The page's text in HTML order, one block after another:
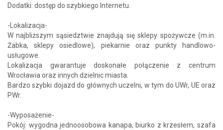
Dodatki: dostęp do szybkiego Internetu.
-Lokalizacja-
W najbliższym sąsiedztwie znajdują się sklepy spożywcze (m.in.
Żabka, sklepy osiedlowe), piekarnie oraz punkty handlowo-
usługowe.
Lokalizacja gwarantuje doskonałe połączenie z centrum
Wrocławia oraz innych dzielnic miasta.
Bardzo szybki dojazd do głównych uczelni, w tym do UWr, UE oraz
PWr.
-Wyposażenie-
Pokój: wygodna jednoosobowa kanapa, biurko z krzesłem, szafa